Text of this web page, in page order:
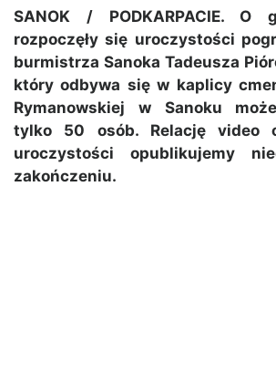
SANOK / PODKARPACIE. O
rozpoczęły się uroczystości
burmistrza Sanoka Tadeusza
który odbywa się w kaplicy
Rymanowskiej w Sanoku
tylko 50 osób. Relację video
uroczystości opublikujemy
zakończeniu.